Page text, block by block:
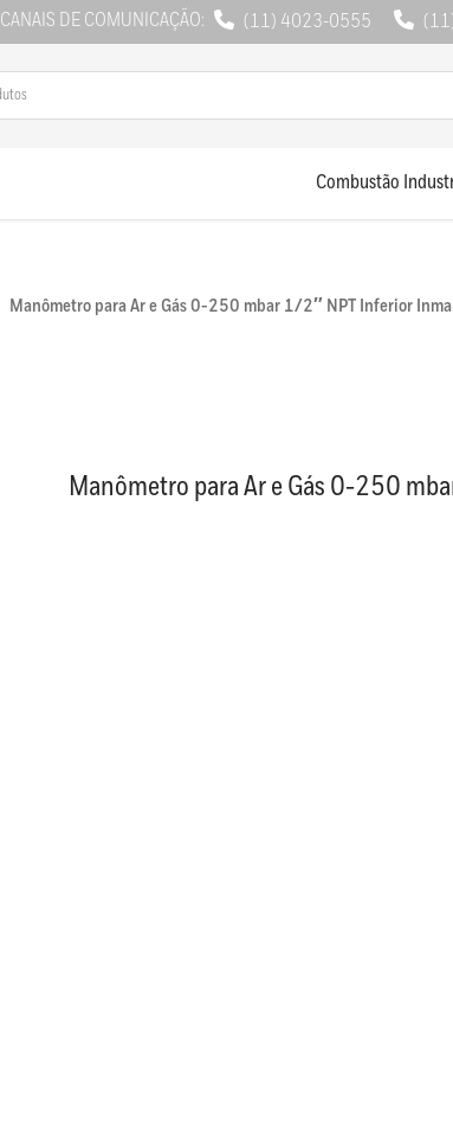
CANAIS DE COMUNICAÇÃO: (11) 4023-0555
Combustão
Manômetro para Ar e Gás 0-250 mbar 1/2″ NPT Inferior
Manômetro para Ar e Gás 0-250